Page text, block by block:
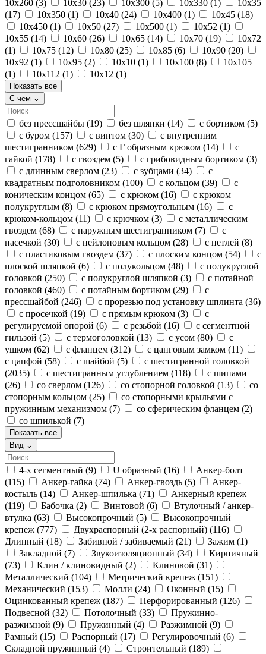
10x260 (3) 10x30 (23) 10x300 (5) 10x330 (1)
10x35
(17)
10x350 (1) 10x40 (24) 10x400 (1) 10x45 (18)
10x450 (1) 10x50 (27) 10x500 (1) 10x52 (1)
10x55 (14) 10x60 (26) 10x65 (14) 10x70 (19)
10x72
(1)
10x75 (12) 10x80 (25) 10x85 (6) 10x90 (20)
10x92 (1) 10x95 (2) 10х10 (1) 10х100 (8)
10х105
(1)
10х112 (1) 10х12 (1)
Показать все
С чем ⌄
без прессшайбы (19) без шляпки (14) с бортиком (5)
с буром (157) с винтом (30)
с внутренним
шестигранником (629) с Г образным крюком (14)
с
гайкой (178) с гвоздем (5) с грибовидным бортиком (3)
с длинным сверлом (23) с зубцами (34)
с
квадратным подголовником (100) с кольцом (39)
с
коническим концом (65) с крюком (16)
с крюком
полукруглым (8) с крюком прямоугольным (16)
с
крюком-кольцом (11) с крючком (3)
с металлическим
гвоздем (68) с наружным шестигранником (7)
с
насечкой (30) с нейлоновым кольцом (28) с петлей (8)
с пластиковым гвоздем (37) с плоским концом (54)
с
плоской шляпкой (6) с полукольцом (48)
с полукруглой
головкой (250) с полукруглой шляпкой (3)
с потайной
головкой (460) с потайным бортиком (29)
с
прессшайбой (246) с прорезью под установку шплинта (36)
с просечкой (19) с прямым крюком (3)
с
регулируемой опорой (6) с резьбой (16)
с сегментной
гильзой (5) с термоголовкой (13) с усом (80)
с
ушком (62) с фланцем (312) с цанговым замком (11)
с цапфой (58) с шайбой (5)
с шестигранной головкой
(2035)
с шестигранным углублением (118)
с шипами
(26)
со сверлом (126) со стопорной головкой (13)
со
стопорным кольцом (25)
со стопорными крыльями с
пружинным механизмом (7) со сферическим фланцем (2)
со шпилькой (7)
Показать все
Вид ⌄
4-х сегментный (9) U образный (16)
Анкер-болт
(115)
Анкер-гайка (74) Анкер-гвоздь (5)
Анкер-
костыль (14) Анкер-шпилька (71)
Анкерный крепеж
(119)
Бабочка (2) Винтовой (6)
Втулочный / анкер-
втулка (63) Высокопрочный (5)
Высокопрочный
крепеж (777) Двухраспорный (2-х распорный) (116)
Длинный (18) Забивной / забиваемый (21) Зажим (1)
Закладной (7) Звукоизоляционный (34)
Кирпичный
(73)
Клин / клиновидный (2) Клиновой (31)
Металлический (104) Метрический крепеж (151)
Механический (153) Молли (24) Оконный (15)
Оцинкованный крепеж (187) Перфорированный (126)
Подвесной (32) Потолочный (33)
Пружинно-
разжимной (9) Пружинный (4) Разжимной (9)
Рамный (15) Распорный (17) Регулировочный (6)
Складной пружинный (4) Строительный (189)